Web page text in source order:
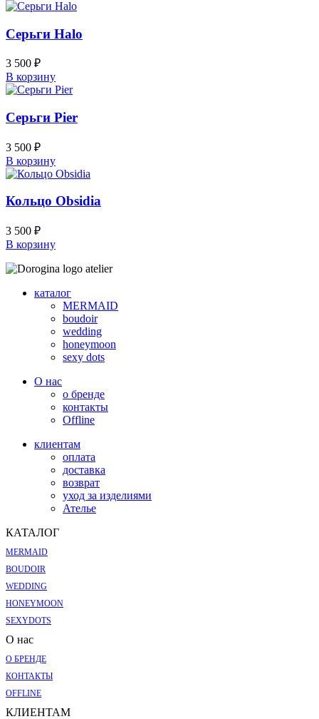
Серьги Halo
3 500 ₽
В корзину
Серьги Pier
3 500 ₽
В корзину
Кольцо Obsidia
3 500 ₽
В корзину
каталог
MERMAID
boudoir
wedding
honeymoon
sexy dots
О нас
о бренде
контакты
Offline
клиентам
оплата
доставка
возврат
уход за изделиями
Ателье
КАТАЛОГ
MERMAID
BOUDOIR
WEDDING
HONEYMOON
SEXYDOTS
О нас
О БРЕНДЕ
КОНТАКТЫ
OFFLINE
КЛИЕНТАМ